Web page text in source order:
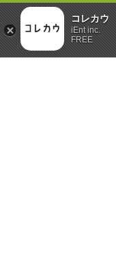
コレカウ
iEnt inc.
FREE